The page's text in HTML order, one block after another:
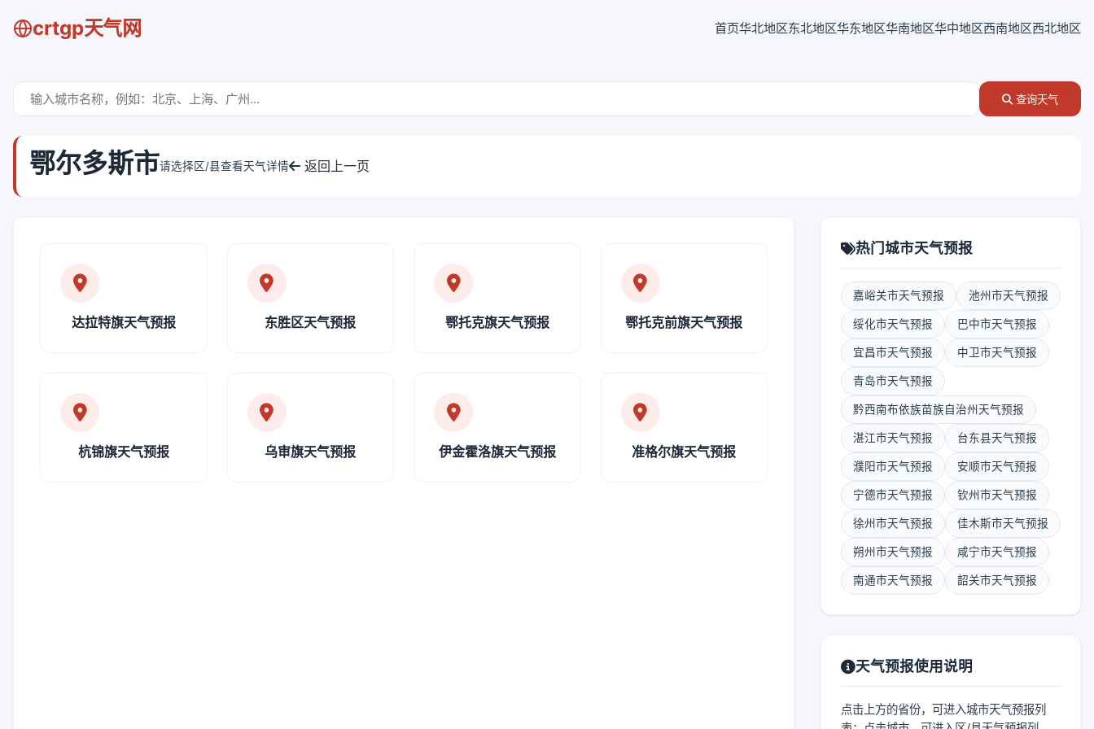
crtgp天气网 首页华北地区东北地区华东地区华南地区华中地区西南地区西北地区
查询天气
鄂尔多斯市请选择区/县查看天气详情 返回上一页
达拉特旗天气预报 东胜区天气预报 鄂托克旗天气预报 鄂托克前旗天气预报
杭锦旗天气预报 乌审旗天气预报 伊金霍洛旗天气预报 准格尔旗天气预报
热门城市天气预报
嘉峪关市天气预报 池州市天气预报
绥化市天气预报 巴中市天气预报
宜昌市天气预报 中卫市天气预报
青岛市天气预报
黔西南布依族苗族自治州天气预报
湛江市天气预报 台东县天气预报
濮阳市天气预报 安顺市天气预报
宁德市天气预报 钦州市天气预报
徐州市天气预报 佳木斯市天气预报
朔州市天气预报 咸宁市天气预报
南通市天气预报 韶关市天气预报
天气预报使用说明
点击上方的省份，可进入城市天气预报列